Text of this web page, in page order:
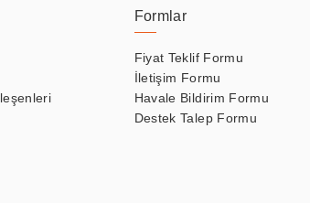
Formlar
Fiyat Teklif Formu
İletişim Formu
Havale Bildirim Formu
Destek Talep Formu